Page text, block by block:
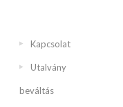
Kapcsolat
Utalvány
beváltás